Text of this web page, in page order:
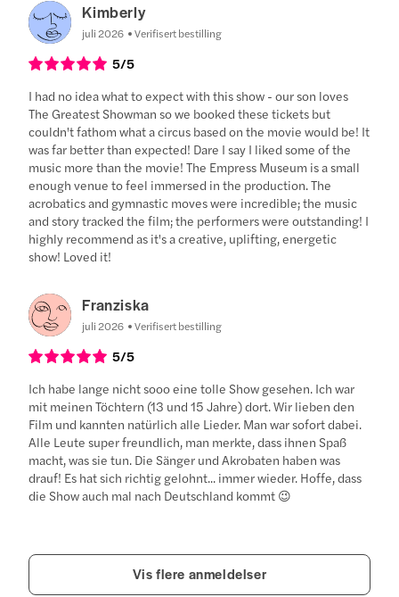
Kimberly
juli 2026 Verifisert bestilling
5/5
I had no idea what to expect with this show - our son loves
The Greatest Showman so we booked these tickets but
couldn't fathom what a circus based on the movie would be! It
was far better than expected! Dare I say I liked some of the
music more than the movie! The Empress Museum is a small
enough venue to feel immersed in the production. The
acrobatics and gymnastic moves were incredible; the music
and story tracked the film; the performers were outstanding! I
highly recommend as it's a creative, uplifting, energetic
show! Loved it!
Franziska
juli 2026 Verifisert bestilling
5/5
Ich habe lange nicht sooo eine tolle Show gesehen. Ich war
mit meinen Töchtern (13 und 15 Jahre) dort. Wir lieben den
Film und kannten natürlich alle Lieder. Man war sofort dabei.
Alle Leute super freundlich, man merkte, dass ihnen Spaß
macht, was sie tun. Die Sänger und Akrobaten haben was
drauf! Es hat sich richtig gelohnt... immer wieder. Hoffe, dass
die Show auch mal nach Deutschland kommt 😉
Vis flere anmeldelser